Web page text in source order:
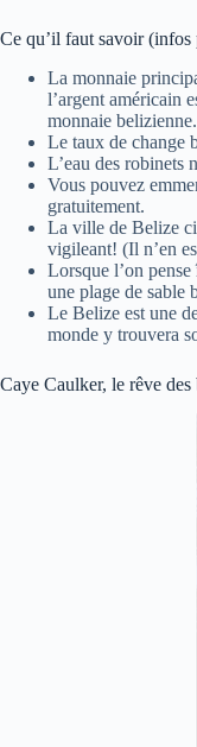
Ce qu’il faut savoir (infos
La monnaie
l’argent américain
monnaie belizienne.
Le taux de change
L’eau des robinets
Vous pouvez
gratuitement.
La ville de Belize
vigileant! (Il n’en
Lorsque l’on
une plage de sable
Le Belize est une
monde y trouvera
Caye Caulker, le rêve des